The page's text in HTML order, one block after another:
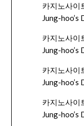
카지노사이
Jung-hoo’s
카지노사이
Jung-hoo’s
카지노사이
Jung-hoo’s
카지노사이
Jung-hoo’s